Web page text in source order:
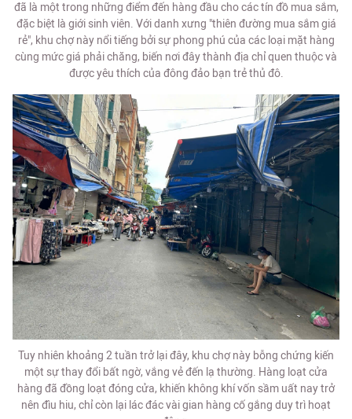
đã là một trong những điểm đến hàng đầu cho các tín đồ mua sắm,
đặc biệt là giới sinh viên. Với danh xưng "thiên đường mua sắm giá
rẻ", khu chợ này nổi tiếng bởi sự phong phú của các loại mặt hàng
cùng mức giá phải chăng, biến nơi đây thành địa chỉ quen thuộc và
được yêu thích của đông đảo bạn trẻ thủ đô.
Tuy nhiên khoảng 2 tuần trở lại đây, khu chợ này bỗng chứng kiến
một sự thay đổi bất ngờ, vắng vẻ đến lạ thường. Hàng loạt cửa
hàng đã đồng loạt đóng cửa, khiến không khí vốn sầm uất nay trở
nên đìu hiu, chỉ còn lại lác đác vài gian hàng cố gắng duy trì hoạt